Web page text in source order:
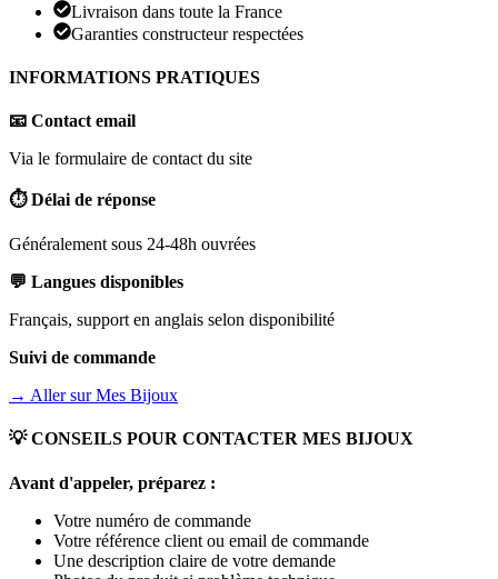
Livraison dans toute la France
Garanties constructeur respectées
INFORMATIONS PRATIQUES
📧 Contact email
Via le formulaire de contact du site
⏱️ Délai de réponse
Généralement sous 24-48h ouvrées
💬 Langues disponibles
Français, support en anglais selon disponibilité
Suivi de commande
→ Aller surMes Bijoux
💡 CONSEILS POUR CONTACTER MES BIJOUX
Avant d'appeler, préparez :
Votre numéro de commande
Votre référence client ou email de commande
Une description claire de votre demande